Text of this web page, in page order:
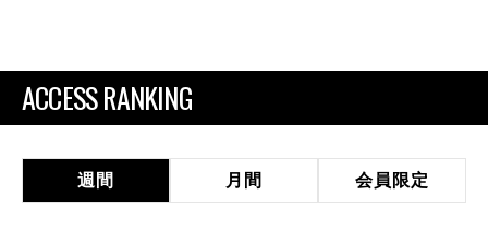
ACCESS RANKING
週間 月間 会員限定